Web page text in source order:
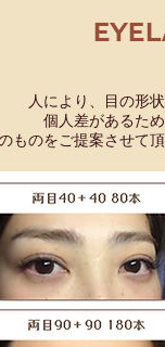
睫毛の生えて
たく同じデ
提案させて頂き、